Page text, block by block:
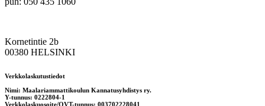
Kornetintie 2b
00380 HELSINKI
Verkkolaskutustiedot
Nimi: Maalariammattikoulun Kannatusyhdistys ry.
Y-tunnus: 0222804-1
Verkkolaskuosoite/OVT-tunnus: 003702228041